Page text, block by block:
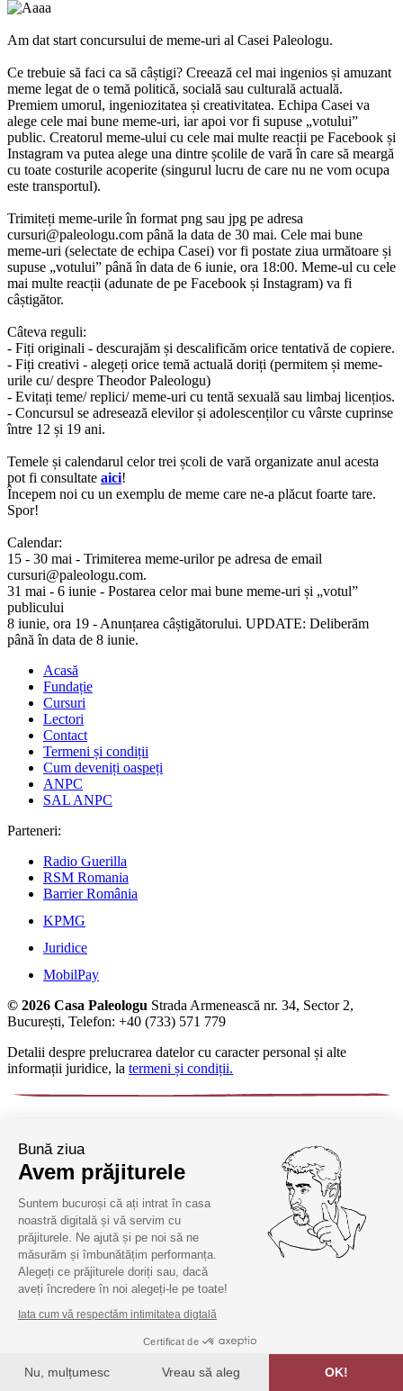
Am dat start concursului de meme-uri al Casei Paleologu.
Ce trebuie să faci ca să câștigi? Creează cel mai ingenios și amuzant
meme legat de o temă politică, socială sau culturală actuală.
Premiem umorul, ingeniozitatea și creativitatea. Echipa Casei va
alege cele mai bune meme-uri, iar apoi vor fi supuse „votului”
public. Creatorul meme-ului cu cele mai multe reacții pe Facebook și
Instagram va putea alege una dintre școlile de vară în care să meargă
cu toate costurile acoperite (singurul lucru de care nu ne vom ocupa
este transportul).
Trimiteți meme-urile în format png sau jpg pe adresa
cursuri@paleologu.com până la data de 30 mai. Cele mai bune
meme-uri (selectate de echipa Casei) vor fi postate ziua următoare și
supuse „votului” până în data de 6 iunie, ora 18:00. Meme-ul cu cele
mai multe reacții (adunate de pe Facebook și Instagram) va fi
câștigător.
Câteva reguli:
- Fiți originali - descurajăm și descalificăm orice tentativă de copiere.
- Fiți creativi - alegeți orice temă actuală doriți (permitem și meme-
urile cu/ despre Theodor Paleologu)
- Evitați teme/ replici/ meme-uri cu tentă sexuală sau limbaj licențios.
- Concursul se adresează elevilor și adolescenților cu vârste cuprinse
între 12 și 19 ani.
Temele și calendarul celor trei școli de vară organizate anul acesta
pot fi consultate aici!
Începem noi cu un exemplu de meme care ne-a plăcut foarte tare.
Spor!
Calendar:
15 - 30 mai - Trimiterea meme-urilor pe adresa de email
cursuri@paleologu.com.
31 mai - 6 iunie - Postarea celor mai bune meme-uri și „votul”
publicului
8 iunie, ora 19 - Anunțarea câștigătorului. UPDATE: Deliberăm
până în data de 8 iunie.
Acasă
Fundație
Cursuri
Lectori
Contact
Termeni și condiții
Cum deveniți oaspeți
ANPC
SAL ANPC
Parteneri:
Radio Guerilla
RSM Romania
Barrier România
KPMG
Juridice
MobilPay
© 2026 Casa Paleologu Strada Armenească nr. 34, Sector 2,
București, Telefon: +40 (733) 571 779
Detalii despre prelucrarea datelor cu caracter personal și alte
informații juridice, la termeni și condiții.
Bună ziua
Avem prăjiturele
Suntem bucuroși că ați intrat în casa
noastră digitală și vă servim cu
prăjiturele. Ne ajută și pe noi să ne
măsurăm și îmbunătățim performanța.
Alegeți ce prăjiturele doriți sau, dacă
aveți încredere în noi alegeți-le pe toate!
Iata cum vă respectăm intimitatea digtală
Certificat de
Nu, mulțumesc Vreau să aleg OK!